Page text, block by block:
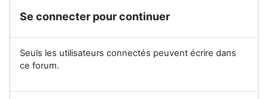
Se connecter pour continuer
Seuls les utilisateurs connectés peuvent écrire dans
ce forum.